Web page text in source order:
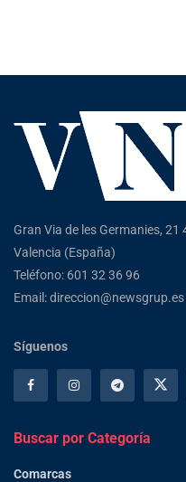
Gran Via de les Germanies, 21
Valencia (España)
Teléfono: 601 32 36 96
Email: direccion@newsgrup.es
Síguenos
Buscar por Categoría
Comarcas